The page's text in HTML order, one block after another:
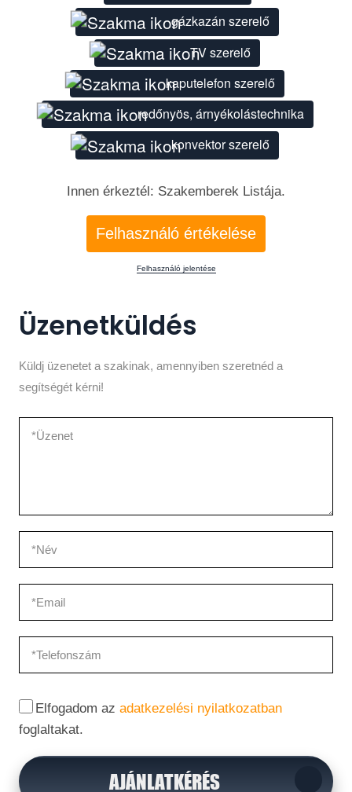
gázkazán szerelő
TV szerelő
kaputelefon szerelő
redőnyös, árnyékolástechnika
konvektor szerelő
Innen érkeztél: Szakemberek Listája.
Felhasználó értékelése
Felhasználó jelentése
Üzenetküldés
Küldj üzenetet a szakinak, amennyiben szeretnéd a
segítségét kérni!
Elfogadom az adatkezelési nyilatkozatban
foglaltakat.
AJÁNLATKÉRÉS